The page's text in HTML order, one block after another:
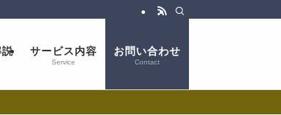
説 サービス内容
Service
お問い合わせ
Contact